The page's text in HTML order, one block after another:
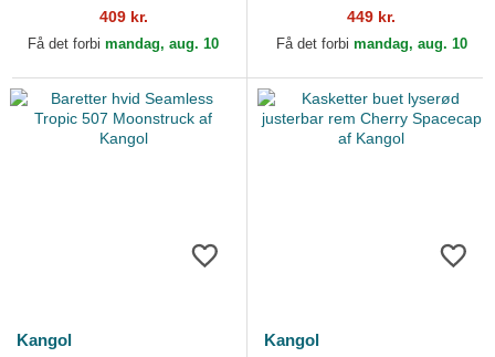
409 kr.
Få det forbi mandag, aug. 10
449 kr.
Få det forbi mandag, aug. 10
Kangol
Kangol